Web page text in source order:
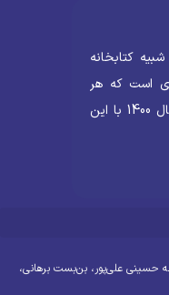
کتابخانه
که هر
اتاقش کتابخانه است و ما سال 1400 با این
حسینی علی‌پور، بن‌بست برهانی،